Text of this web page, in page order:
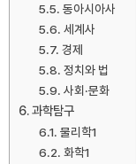
동아시아사
세계사
경제
정치와 법
사회·문화
과학탐구
물리학1
화학1